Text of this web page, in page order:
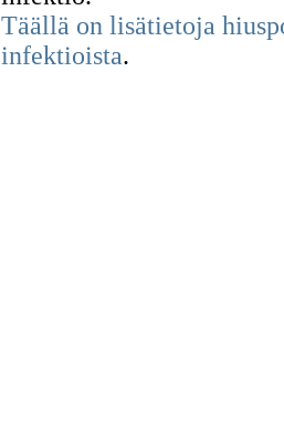
Täällä on lisätietoja
infektioista.